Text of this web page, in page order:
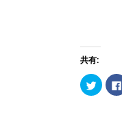
共有:
ク
リ